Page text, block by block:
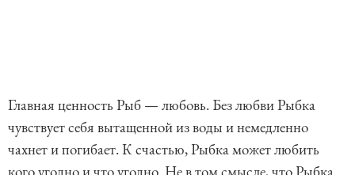
Главная ценность Рыб — любовь. Без любви Рыбка
чувствует себя вытащенной из воды и немедленно
чахнет и погибает. К счастью, Рыбка может любить